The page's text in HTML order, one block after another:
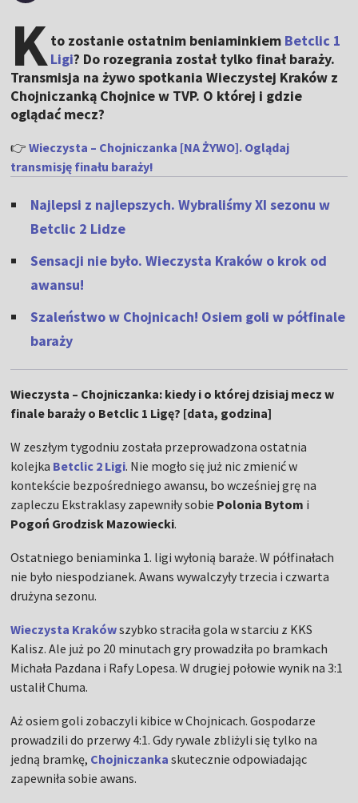
Kto zostanie ostatnim beniaminkiem Betclic 1
Ligi? Do rozegrania został tylko finał baraży.
Transmisja na żywo spotkania Wieczystej Kraków z
Chojniczanką Chojnice w TVP. O której i gdzie
oglądać mecz?
👉Wieczysta – Chojniczanka [NA ŻYWO]. Oglądaj
transmisję finału baraży!
Najlepsi z najlepszych. Wybraliśmy XI sezonu w
Betclic 2 Lidze
Sensacji nie było. Wieczysta Kraków o krok od
awansu!
Szaleństwo w Chojnicach! Osiem goli w półfinale
baraży
Wieczysta – Chojniczanka: kiedy i o której dzisiaj mecz w
finale baraży o Betclic 1 Ligę? [data, godzina]
W zeszłym tygodniu została przeprowadzona ostatnia
kolejka Betclic 2 Ligi. Nie mogło się już nic zmienić w
kontekście bezpośredniego awansu, bo wcześniej grę na
zapleczu Ekstraklasy zapewniły sobie Polonia Bytom i
Pogoń Grodzisk Mazowiecki.
Ostatniego beniaminka 1. ligi wyłonią baraże. W półfinałach
nie było niespodzianek. Awans wywalczyły trzecia i czwarta
drużyna sezonu.
Wieczysta Krakówszybko straciła gola w starciu z KKS
Kalisz. Ale już po 20 minutach gry prowadziła po bramkach
Michała Pazdana i Rafy Lopesa. W drugiej połowie wynik na 3:1
ustalił Chuma.
Aż osiem goli zobaczyli kibice w Chojnicach. Gospodarze
prowadzili do przerwy 4:1. Gdy rywale zbliżyli się tylko na
jedną bramkę, Chojniczanka skutecznie odpowiadając
zapewniła sobie awans.